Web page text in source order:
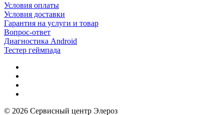
Условия оплаты
Условия доставки
Гарантия на услуги и товар
Вопрос-ответ
Диагностика Android
Тестер геймпада
© 2026 Сервисный центр Элероз